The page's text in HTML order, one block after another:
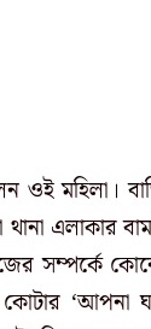
ওই মহিলা।
এলাকার
সম্পর্কে
কোটার ‘আপনা